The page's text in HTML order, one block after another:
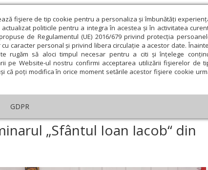
fişiere de tip cookie pentru a personaliza și îmbunătăți
politicile pentru a integra în acestea și în activitatea
de Regulamentul (UE) 2016/679 privind protecția
caracter personal și privind libera circulație a acestor date.
rugăm să aloci timpul necesar pentru a citi și înțelege
pe Website-ul nostru confirmi acceptarea utilizării fişierelor de
că poți modifica în orice moment setările acestor fişiere cookie
GDPR
An omagial Comunicate de presă
Teologie și spiritualitate Educaţie și Cultură
Cerc pedagogic la Seminarul „Sfântul Ioan Iacob“ din Dorohoi
„Sfântul Ioan Iacob“ din